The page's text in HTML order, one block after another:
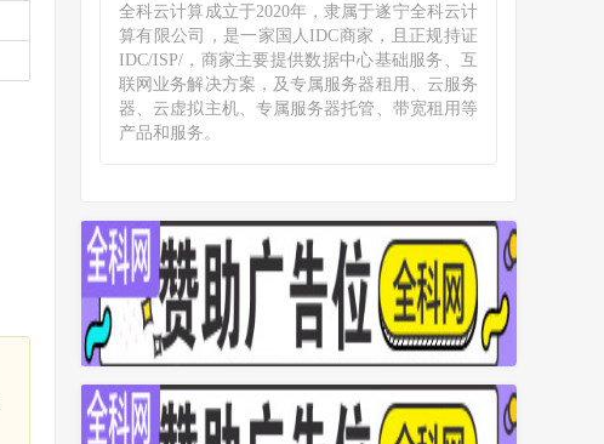
全科云计算成立于2020年，隶属于遂宁全科云计
算有限公司，是一家国人IDC商家，且正规持证
IDC/ISP/，商家主要提供数据中心基础服务、互
联网业务解决方案，及专属服务器租用、云服务
器、云虚拟主机、专属服务器托管、带宽租用等
产品和服务。